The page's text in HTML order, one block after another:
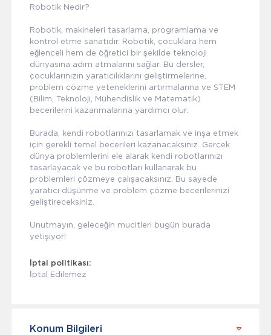
Robotik Nedir?
Robotik, makineleri tasarlama, programlama ve
kontrol etme sanatıdır. Robotik, çocuklara hem
eğlenceli hem de öğretici bir şekilde teknoloji
dünyasına adım atmalarını sağlar. Bu dersler,
çocuklarınızın yaratıcılıklarını geliştirmelerine,
problem çözme yeteneklerini artırmalarına ve STEM
(Bilim, Teknoloji, Mühendislik ve Matematik)
becerilerini kazanmalarına yardımcı olur.
Burada, kendi robotlarınızı tasarlamak ve inşa etmek
için gerekli temel becerileri kazanacaksınız. Gerçek
dünya problemlerini ele alarak kendi robotlarınızı
tasarlayacak ve bu robotları kullanarak bu
problemleri çözmeye çalışacaksınız. Bu sayede
yaratıcı düşünme ve problem çözme becerilerinizi
geliştireceksiniz.
Unutmayın, geleceğin mucitleri bugün burada
yetişiyor!
İptal politikası:
İptal Edilemez
Konum Bilgileri